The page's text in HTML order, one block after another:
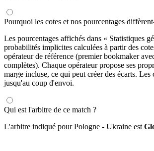
Pourquoi les cotes et nos pourcentages
Les pourcentages affichés dans « Statistiques
probabilités implicites calculées à partir des
opérateur de référence (premier bookmaker
complètes). Chaque opérateur propose ses
marge incluse, ce qui peut créer des écarts. Les
jusqu'au coup d'envoi.
Qui est l'arbitre de ce match ?
L'arbitre indiqué pour Pologne - Ukraine est